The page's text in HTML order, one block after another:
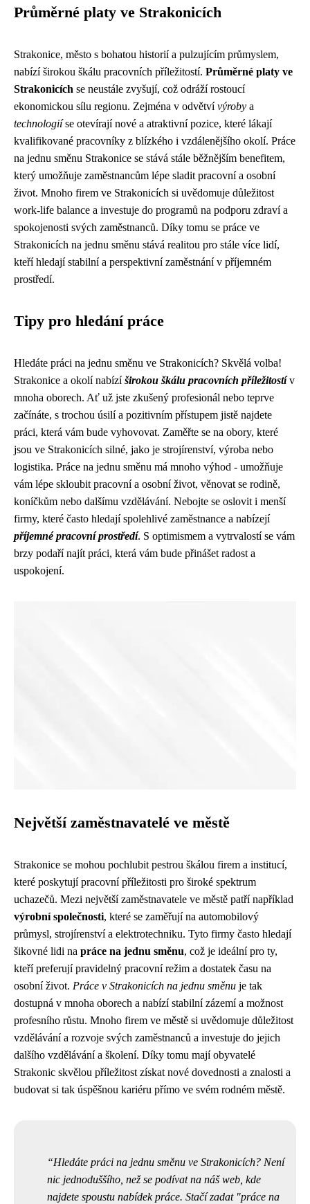
Průměrné platy ve Strakonicích
Strakonice, město s bohatou historií a pulzujícím průmyslem,
nabízí širokou škálu pracovních příležitostí. Průměrné platy ve
Strakonicích se neustále zvyšují, což odráží rostoucí
ekonomickou sílu regionu. Zejména v odvětvívýroby a
technologiíse otevírají nové a atraktivní pozice, které lákají
kvalifikované pracovníky z blízkého i vzdálenějšího okolí. Práce
na jednu směnu Strakonice se stává stále běžnějším benefitem,
který umožňuje zaměstnancům lépe sladit pracovní a osobní
život. Mnoho firem ve Strakonicích si uvědomuje důležitost
work-life balance a investuje do programů na podporu zdraví a
spokojenosti svých zaměstnanců. Díky tomu se práce ve
Strakonicích na jednu směnu stává realitou pro stále více lidí,
kteří hledají stabilní a perspektivní zaměstnání v příjemném
prostředí.
Tipy pro hledání práce
Hledáte práci na jednu směnu ve Strakonicích? Skvělá volba!
Strakonice a okolí nabízíširokou škálu pracovních příležitostív
mnoha oborech. Ať už jste zkušený profesionál nebo teprve
začínáte, s trochou úsilí a pozitivním přístupem jistě najdete
práci, která vám bude vyhovovat. Zaměřte se na obory, které
jsou ve Strakonicích silné, jako je strojírenství, výroba nebo
logistika. Práce na jednu směnu má mnoho výhod - umožňuje
vám lépe skloubit pracovní a osobní život, věnovat se rodině,
koníčkům nebo dalšímu vzdělávání. Nebojte se oslovit i menší
firmy, které často hledají spolehlivé zaměstnance a nabízejí
příjemné pracovní prostředí. S optimismem a vytrvalostí se vám
brzy podaří najít práci, která vám bude přinášet radost a
uspokojení.
Největší zaměstnavatelé ve městě
Strakonice se mohou pochlubit pestrou škálou firem a institucí,
které poskytují pracovní příležitosti pro široké spektrum
uchazečů. Mezi největší zaměstnavatele ve městě patří například
výrobní společnosti, které se zaměřují na automobilový
průmysl, strojírenství a elektrotechniku. Tyto firmy často hledají
šikovné lidi na práce na jednu směnu, což je ideální pro ty,
kteří preferují pravidelný pracovní režim a dostatek času na
osobní život. Práce v Strakonicích na jednu směnu je tak
dostupná v mnoha oborech a nabízí stabilní zázemí a možnost
profesního růstu. Mnoho firem ve městě si uvědomuje důležitost
vzdělávání a rozvoje svých zaměstnanců a investuje do jejich
dalšího vzdělávání a školení. Díky tomu mají obyvatelé
Strakonic skvělou příležitost získat nové dovednosti a znalosti a
budovat si tak úspěšnou kariéru přímo ve svém rodném městě.
Hledáte práci na jednu směnu ve Strakonicích? Není
nic jednoduššího, než se podívat na náš web, kde
najdete spoustu nabídek práce. Stačí zadat "práce na